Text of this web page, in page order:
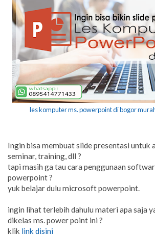
les komputer ms. powerpoint di bogor
Ingin bisa membuat slide presentasi untuk
seminar, training, dll ?
tapi masih ga tau cara penggunaan
powerpoint ?
yuk belajar dulu microsoft powerpoint.
ingin lihat terlebih dahulu materi apa saja
dikelas ms. power point ini ?
klik link disini